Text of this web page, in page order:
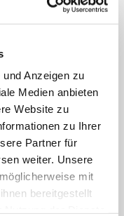
Anzeigen zu
Medien anbieten
Website zu
zu Ihrer
Partner für
weiter. Unsere
mit
bereitgestellt
der ihnen
Kinder und
minimal-